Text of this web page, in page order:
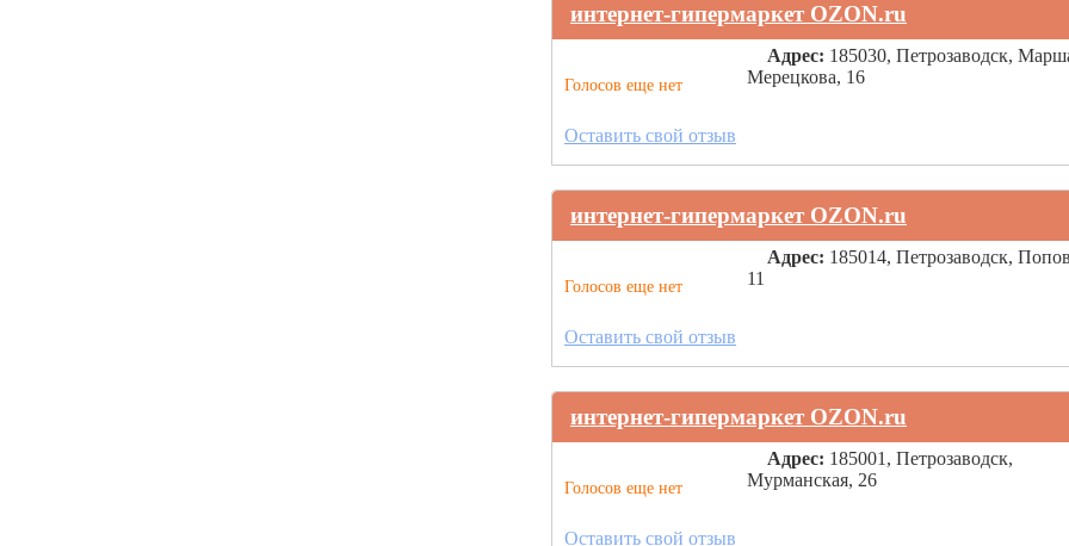
интернет-гипермаркет OZON.ru
Голосов еще нет
Адрес: 185030, Петрозаводск,
Мерецкова, 16
Оставить свой отзыв
интернет-гипермаркет OZON.ru
Голосов еще нет
Адрес: 185014, Петрозаводск,
11
Оставить свой отзыв
интернет-гипермаркет OZON.ru
Голосов еще нет
Адрес: 185001, Петрозаводск,
Мурманская, 26
Оставить свой отзыв